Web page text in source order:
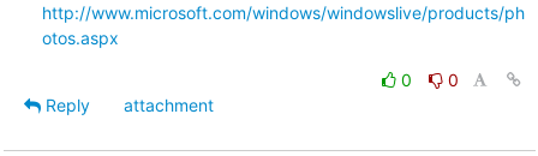
http://www.microsoft.com/windows/windowslive/products/ph
otos.aspx
0
0
Reply
attachment